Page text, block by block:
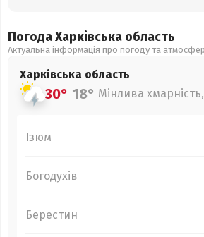
Погода Харківська область
Актуальна інформація про погоду та
Харківська область
30° 18° Мінлива
Ізюм
Богодухів
Берестин